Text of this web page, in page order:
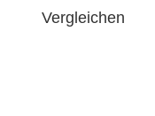
Vergleichen